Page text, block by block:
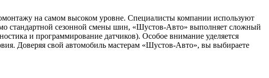
на самом высоком уровне. Специалисты компании используют
стандартной сезонной смены шин, «Шустов-Авто» выполняет сложный
и программирование датчиков). Особое внимание уделяется
Доверяя свой автомобиль мастерам «Шустов-Авто», вы выбираете